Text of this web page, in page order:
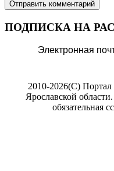
ПОДПИСКА НА
Электронная
2010-2026(С) Портал
Ярославской
обязательная